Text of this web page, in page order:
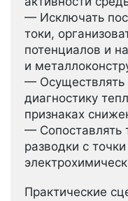
— Исключать
токи,
потенциалов и
и
— Осуществлять
диагностику
признаках
— Сопоставлять
разводки с
Практические